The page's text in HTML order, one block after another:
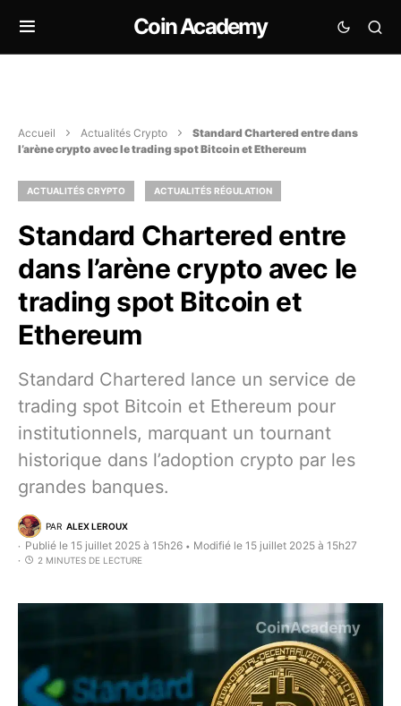
Coin Academy
Accueil Actualités Crypto
Standard Chartered entre dans
l’arène crypto avec le trading spot Bitcoin et Ethereum
ACTUALITÉS CRYPTO ACTUALITÉS RÉGULATION
Standard Chartered entre
dans l’arène crypto avec le
trading spot Bitcoin et
Ethereum
Standard Chartered lance un service de
trading spot Bitcoin et Ethereum pour
institutionnels, marquant un tournant
historique dans l’adoption crypto par les
grandes banques.
PAR ALEX LEROUX
Publié le 15 juillet 2025 à 15h26 • Modifié le 15 juillet 2025 à 15h27
2 MINUTES DE LECTURE